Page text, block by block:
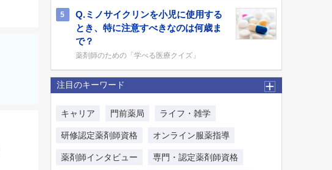
5
Q.ミノサイクリンを小児に使用する
とき、特に注意すべきなのは何歳ま
で？
薬剤師のための「学べる医療クイズ」
注目のキーワード
キャリア 門前薬局 ライフ・雑学
研修認定薬剤師資格 オンライン服薬指導
薬剤師インタビュー 専門・認定薬剤師資格